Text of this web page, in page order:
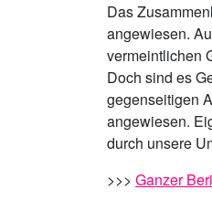
Das
angewiesen.
vermeintlichen
Doch sind es
gegenseitigen
angewiesen.
durch unsere
>>> Ganzer